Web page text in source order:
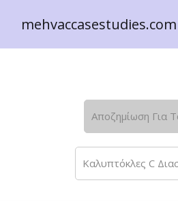
mehvaccasestudies.com
Αποζημίωση Για
Καλυπτόκλες C